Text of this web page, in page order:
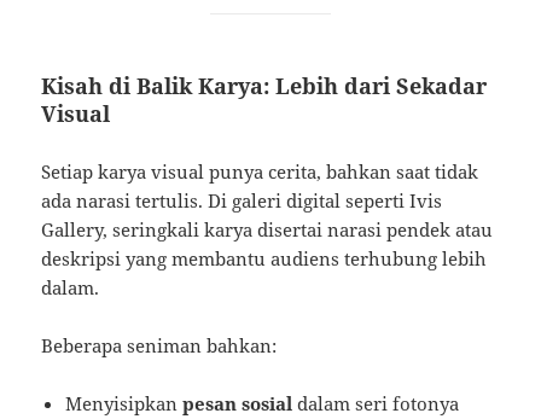
Kisah di Balik Karya: Lebih dari Sekadar
Visual
Setiap karya visual punya cerita, bahkan saat tidak
ada narasi tertulis. Di galeri digital seperti Ivis
Gallery, seringkali karya disertai narasi pendek atau
deskripsi yang membantu audiens terhubung lebih
dalam.
Beberapa seniman bahkan:
Menyisipkanpesan sosial dalam seri fotonya